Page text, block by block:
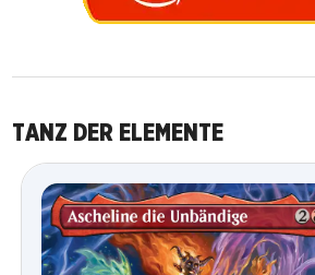
TANZ DER ELEMENTE